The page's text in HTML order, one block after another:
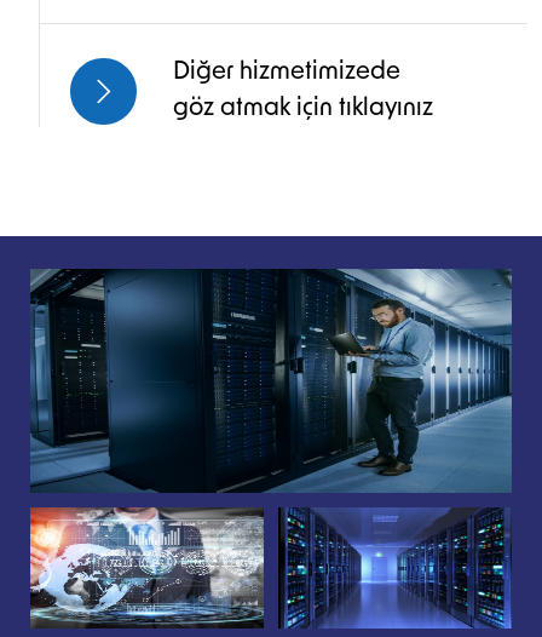
Diğer hizmetimizede
göz atmak için tıklayınız